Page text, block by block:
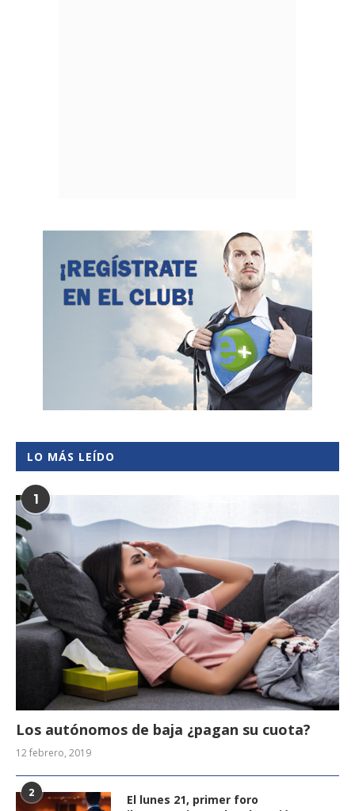
LO MÁS LEÍDO
1
Los autónomos de baja ¿pagan su cuota?
12 febrero, 2019
2
El lunes 21, primer foro